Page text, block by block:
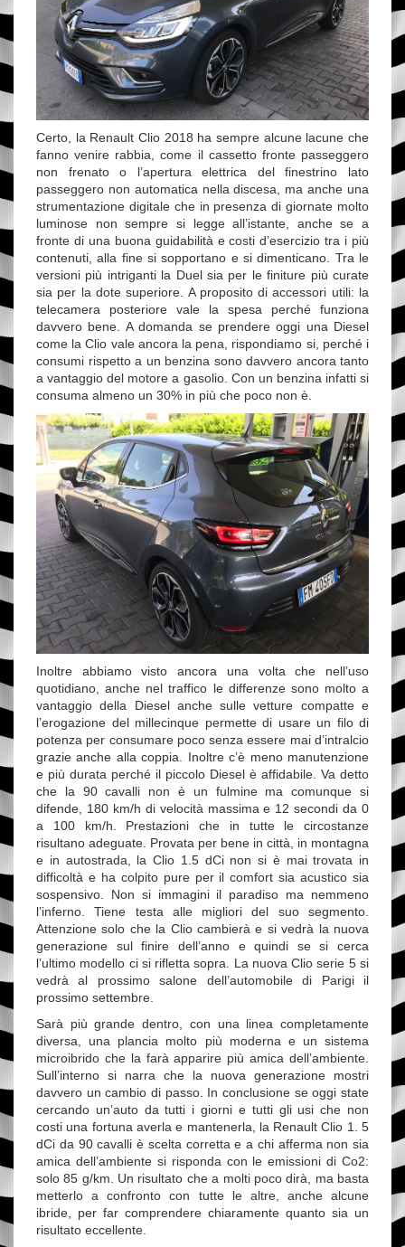
Certo, la Renault Clio 2018 ha sempre alcune lacune che
fanno venire rabbia, come il cassetto fronte passeggero
non frenato o l’apertura elettrica del finestrino lato
passeggero non automatica nella discesa, ma anche una
strumentazione digitale che in presenza di giornate molto
luminose non sempre si legge all’istante, anche se a
fronte di una buona guidabilità e costi d’esercizio tra i più
contenuti, alla fine si sopportano e si dimenticano. Tra le
versioni più intriganti la Duel sia per le finiture più curate
sia per la dote superiore. A proposito di accessori utili: la
telecamera posteriore vale la spesa perché funziona
davvero bene. A domanda se prendere oggi una Diesel
come la Clio vale ancora la pena, rispondiamo si, perché i
consumi rispetto a un benzina sono davvero ancora tanto
a vantaggio del motore a gasolio. Con un benzina infatti si
consuma almeno un 30% in più che poco non è.
Inoltre abbiamo visto ancora una volta che nell’uso
quotidiano, anche nel traffico le differenze sono molto a
vantaggio della Diesel anche sulle vetture compatte e
l’erogazione del millecinque permette di usare un filo di
potenza per consumare poco senza essere mai d’intralcio
grazie anche alla coppia. Inoltre c’è meno manutenzione
e più durata perché il piccolo Diesel è affidabile. Va detto
che la 90 cavalli non è un fulmine ma comunque si
difende, 180 km/h di velocità massima e 12 secondi da 0
a 100 km/h. Prestazioni che in tutte le circostanze
risultano adeguate. Provata per bene in città, in montagna
e in autostrada, la Clio 1.5 dCi non si è mai trovata in
difficoltà e ha colpito pure per il comfort sia acustico sia
sospensivo. Non si immagini il paradiso ma nemmeno
l’inferno. Tiene testa alle migliori del suo segmento.
Attenzione solo che la Clio cambierà e si vedrà la nuova
generazione sul finire dell’anno e quindi se si cerca
l’ultimo modello ci si rifletta sopra. La nuova Clio serie 5 si
vedrà al prossimo salone dell’automobile di Parigi il
prossimo settembre.
Sarà più grande dentro, con una linea completamente
diversa, una plancia molto più moderna e un sistema
microibrido che la farà apparire più amica dell’ambiente.
Sull’interno si narra che la nuova generazione mostri
davvero un cambio di passo. In conclusione se oggi state
cercando un’auto da tutti i giorni e tutti gli usi che non
costi una fortuna averla e mantenerla, la Renault Clio 1. 5
dCi da 90 cavalli è scelta corretta e a chi afferma non sia
amica dell’ambiente si risponda con le emissioni di Co2:
solo 85 g/km. Un risultato che a molti poco dirà, ma basta
metterlo a confronto con tutte le altre, anche alcune
ibride, per far comprendere chiaramente quanto sia un
risultato eccellente.